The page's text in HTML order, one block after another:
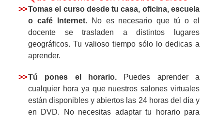
>>Tomas el curso desde tu casa, oficina, escuela
o café Internet.No es necesario que tú o el
docente se trasladen a distintos lugares
geográficos. Tu valioso tiempo sólo lo dedicas a
aprender.
>>Tú pones el horario. Puedes aprender a
cualquier hora ya que nuestros salones virtuales
están disponibles y abiertos las 24 horas del día y
en DVD. No necesitas adaptar tu horario para